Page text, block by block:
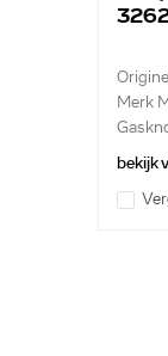
Merk
bekijk